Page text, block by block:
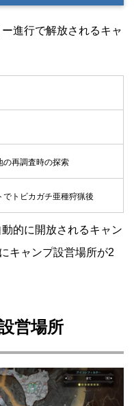
進行で解放されるキャ
の再調査時の探索
でトビカガチ亜種狩猟後
的に開放されるキャン
キャンプ設営場所が2
営場所